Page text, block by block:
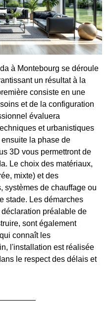
à Montebourg se déroule
un résultat à la
consiste en une
et de la configuration
évaluera
et urbanistiques
la phase de
3D vous permettront de
Le choix des matériaux,
mixte) et des
systèmes de chauffage ou
stade. Les démarches
préalable de
sont également
connaît les
l'installation est réalisée
le respect des délais et